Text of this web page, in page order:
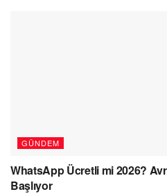
GÜNDEM
WhatsApp Ücretli mi 2026?
Başlıyor